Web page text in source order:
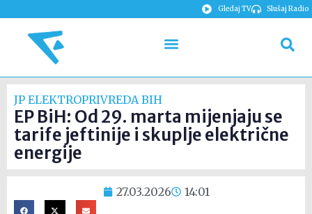
Gledaj TV Slušaj Radio
JP ELEKTROPRIVREDA BIH
EP BiH: Od 29. marta mijenjaju se
tarife jeftinije i skuplje električne
energije
27.03.2026 14:01